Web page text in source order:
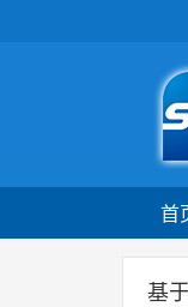
首
基